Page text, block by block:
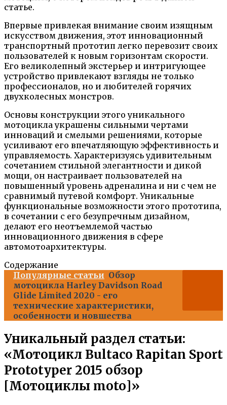
статье.
Впервые привлекая внимание своим изящным
искусством движения, этот инновационный
транспортный прототип легко перевозит своих
пользователей к новым горизонтам скорости.
Его великолепный экстерьер и интригующее
устройство привлекают взгляды не только
профессионалов, но и любителей горячих
двухколесных монстров.
Основы конструкции этого уникального
мотоцикла украшены сильными чертами
инноваций и смелыми решениями, которые
усиливают его впечатляющую эффективность и
управляемость. Характеризуясь удивительным
сочетанием стильной элегантности и дикой
мощи, он настраивает пользователей на
повышенный уровень адреналина и ни с чем не
сравнимый путевой комфорт. Уникальные
функциональные возможности этого прототипа,
в сочетании с его безупречным дизайном,
делают его неотъемлемой частью
инновационного движения в сфере
автомотоархитектуры.
Содержание
Популярные статьи Обзор
мотоцикла Harley Davidson Road
Glide Limited 2020 - его
технические характеристики,
особенности и новшества
Уникальный раздел статьи:
«Мотоцикл Bultaco Rapitan Sport
Prototyper 2015 обзор
[Мотоциклы moto]»